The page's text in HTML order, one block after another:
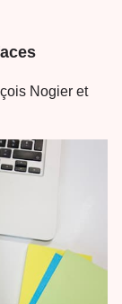
Nogier et